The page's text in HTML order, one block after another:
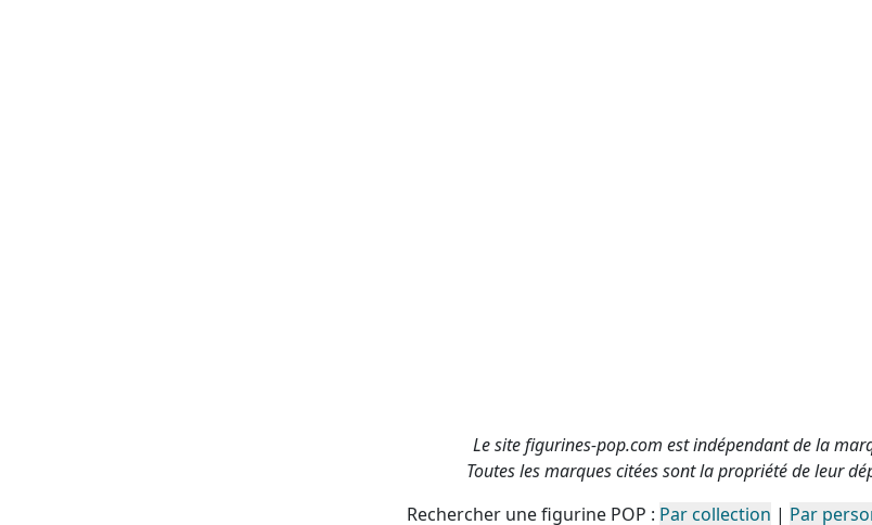
Le site figurines-pop.com est indépendant de la
Toutes les marques citées sont la propriété de leur
Rechercher une figurine POP : Par collection | Par